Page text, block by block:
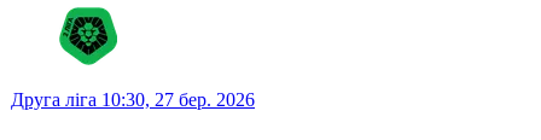
Друга ліга 10:30, 27 бер. 2026